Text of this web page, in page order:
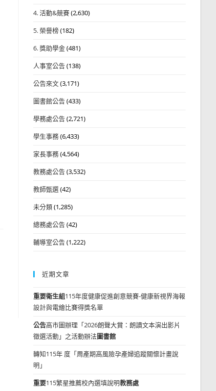
4. 活動&競賽(2,630)
5. 榮譽榜(182)
6. 獎助學金(481)
人事室公告(138)
公告來文(3,171)
圖書館公告(433)
學務處公告(2,721)
學生事務(6,433)
家長事務(4,564)
教務處公告(3,532)
教師甄選(42)
未分類(1,285)
總務處公告(42)
輔導室公告(1,222)
近期文章
重要衛生組115年度健康促進創意競賽-健康新視界海報
設計與電繪比賽得獎名單
公告高市圖辦理「2026朗聲大賞：朗讀文本演出影片
徵選活動」之活動辦法圖書館
轉知115年 度「周產期高風險孕產婦追蹤關懷計畫說
明」
重要115繁星推薦校內選填說明教務處